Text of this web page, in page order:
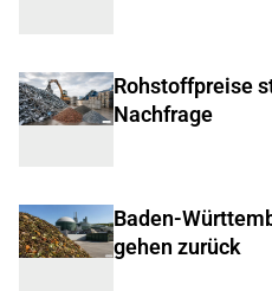
Rohstoffpreise
Nachfrage
Baden-
gehen zurück